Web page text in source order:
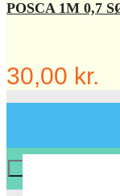
POSCA 1M 0,7
30,00 kr.